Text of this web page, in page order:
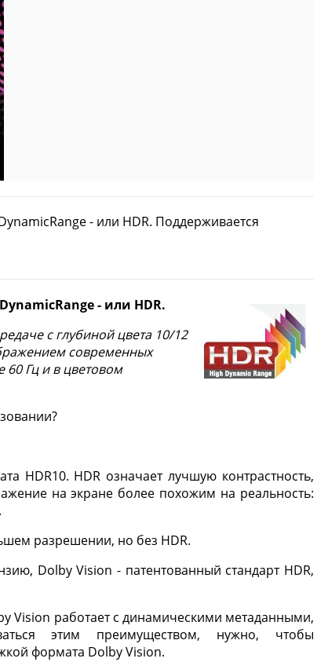
- или HDR. Поддерживается
- или HDR.
с глубиной цвета 10/12
современных
60 Гц и в цветовом
HDR10. HDR означает лучшую контрастность,
на экране более похожим на реальность:
разрешении, но без HDR.
Dolby Vision - патентованный стандарт HDR,
Vision работает с динамическими метаданными,
этим преимуществом, нужно, чтобы
формата Dolby Vision.